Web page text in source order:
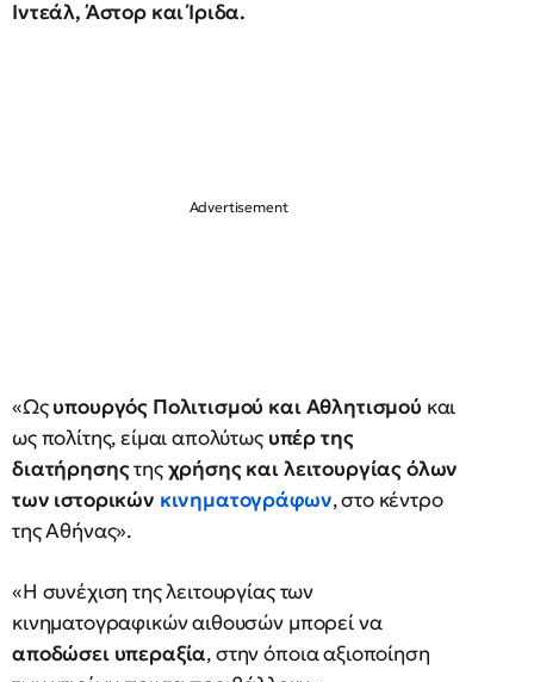
Ιντεάλ, Άστορ και Ίριδα.
«Ωςυπουργός Πολιτισμού και Αθλητισμού και
ως πολίτης, είμαι απολύτως υπέρ της
διατήρησηςτηςχρήσης και λειτουργίας όλων
των ιστορικών κινηματογράφων, στο κέντρο
της Αθήνας».
«Η συνέχιση της λειτουργίας των
κινηματογραφικών αιθουσών μπορεί να
αποδώσει υπεραξία, στην όποια αξιοποίηση